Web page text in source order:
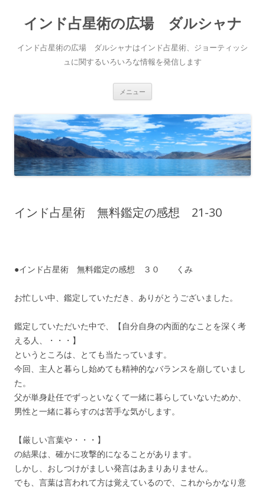
インド占星術の広場 ダルシャナ
インド占星術の広場 ダルシャナはインド占星術、ジョーティッシ
ュに関するいろいろな情報を発信します
メニュー
インド占星術 無料鑑定の感想 21-30
●インド占星術 無料鑑定の感想 ３０ くみ
お忙しい中、鑑定していただき、ありがとうございました。
鑑定していただいた中で、【自分自身の内面的なことを深く考
える人、・・・】
というところは、とても当たっています。
今回、主人と暮らし始めても精神的なバランスを崩していまし
た。
父が単身赴任でずっといなくて一緒に暮らしていないためか、
男性と一緒に暮らすのは苦手な気がします。
【厳しい言葉や・・・】
の結果は、確かに攻撃的になることがあります。
しかし、おしつけがましい発言はあまりありません。
でも、言葉は言われて方は覚えているので、これからかなり意